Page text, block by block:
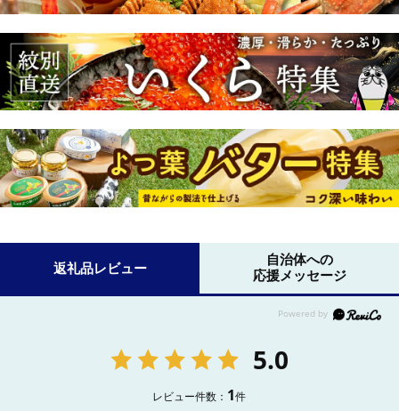
返礼品レビュー
自治体への
応援メッセージ
5.0
レビュー件数： 1件